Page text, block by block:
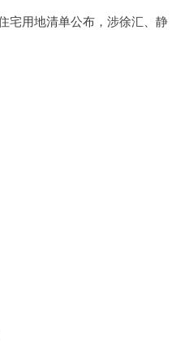
宅用地清单公布，涉徐汇、静